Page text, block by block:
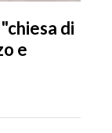
di
e